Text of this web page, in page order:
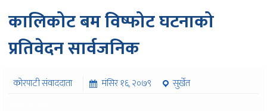
कालिकोट बम विष्फोट घटनाको
प्रतिवेदन सार्वजनिक
कोरपाटी संवाददाता मंसिर १६, २०७९
सुर्खेत